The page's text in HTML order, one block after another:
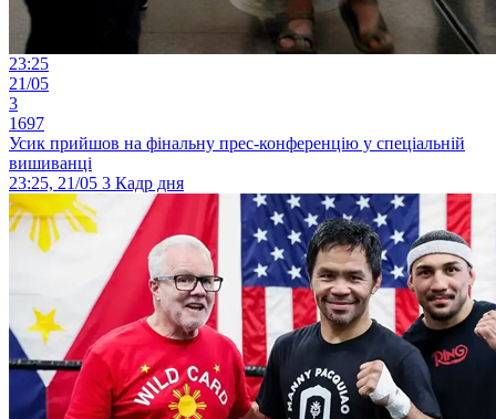
23:25
21/05
3
1697
Усик прийшов на фінальну прес-конференцію у спеціальній
вишиванці
23:25, 21/05 3 Кадр дня